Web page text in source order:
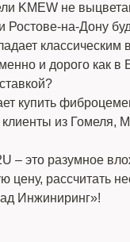
KMEW не
на-Дону
и дорого как
купить
из Гомеля,
– это разумное
цену,
Инжиниринг»!